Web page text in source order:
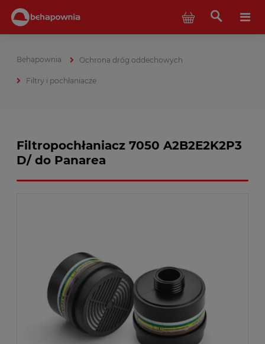
Ochrona dróg oddechowych
Filtry i pochłaniacze
Filtropochłaniacz 7050 A2B2E2K2P3
D/ do Panarea